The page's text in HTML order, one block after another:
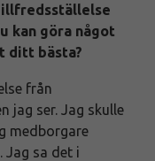
kan göra något
ditt bästa?
från
jag ser. Jag skulle
medborgare
Jag sa det i